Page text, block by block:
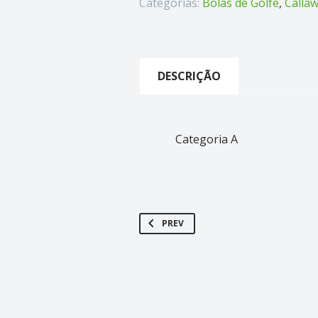
DESCRIÇÃO
Categoria A
PREV